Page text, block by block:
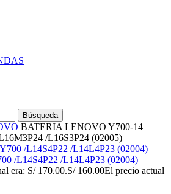
Búsqueda
BATERIA LENOVO Y700-14
/L16S3P24 (02005)
/L14S4P22 /L14L4P23 (02004)
era: S/ 170.00.S/160.00El precio actual